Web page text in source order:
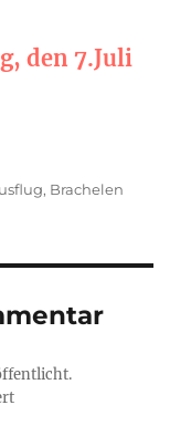
den 7.Juli
, Brachelen